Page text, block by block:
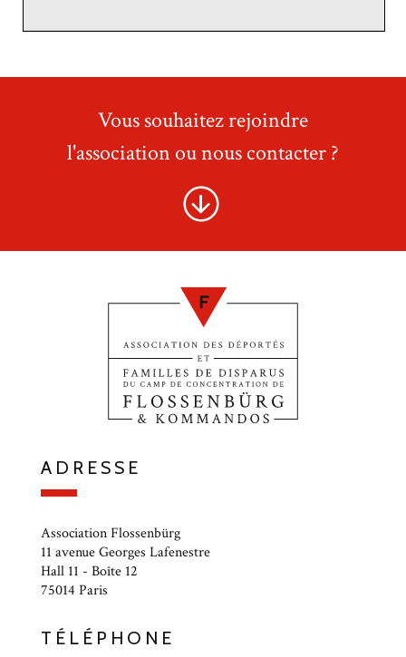
Vous souhaitez rejoindre
l'association ou nous contacter ?
ADRESSE
Association Flossenbürg
11 avenue Georges Lafenestre
Hall 11 - Boîte 12
75014 Paris
TÉLÉPHONE